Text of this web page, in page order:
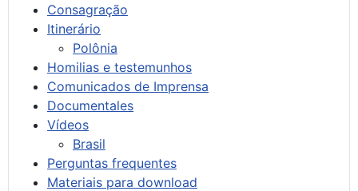
Consagração
Itinerário
Polônia
Homilias e testemunhos
Comunicados de Imprensa
Documentales
Vídeos
Brasil
Perguntas frequentes
Materiais para download